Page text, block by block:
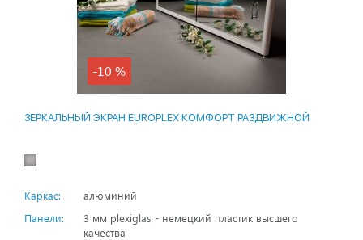
-10 %
ЗЕРКАЛЬНЫЙ ЭКРАН EUROPLEX КОМФОРТ РАЗДВИЖНОЙ
Каркас:
алюминий
Панели:
3 мм plexiglas - немецкий пластик высшего
качества